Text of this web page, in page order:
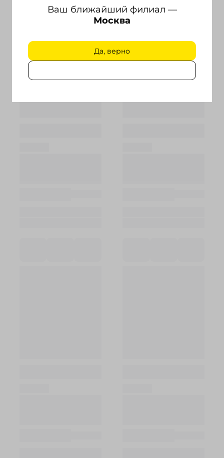
Ваш ближайший филиал —
Москва
Да, верно